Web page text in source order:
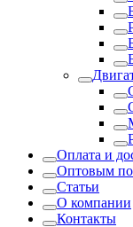
Оплата и
Оптовым
Статьи
О компании
Контакты